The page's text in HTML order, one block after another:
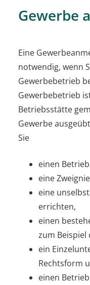
Gewerbe
Eine
notwendig, wenn
Gewerbebetrieb
Gewerbebetrieb
Betriebsstätte
Gewerbe
Sie
einen
eine
eine
errichten,
einen
zum Beispiel
ein
Rechtsform
einen